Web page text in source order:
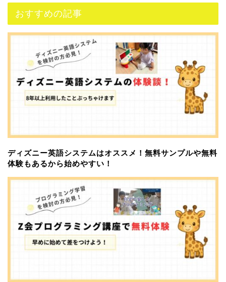
おすすめの記事
ディズニー英語システムはオススメ！無料サンプルや無料
体験もあるから始めやすい！